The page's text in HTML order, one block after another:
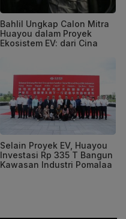
Bahlil Ungkap Calon Mitra
Huayou dalam Proyek
Ekosistem EV: dari Cina
Selain Proyek EV, Huayou
Investasi Rp 335 T Bangun
Kawasan Industri Pomalaa